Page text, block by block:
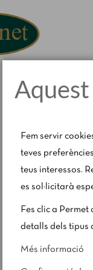
Fem servir
teves
teus interessos.
es sol·licitarà
Fes clic a
detalls dels tipus
Més informació